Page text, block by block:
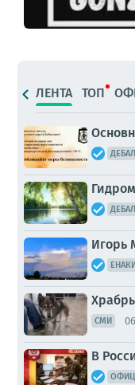
ЛЕНТА ТОП
Игорь
СМИ
В